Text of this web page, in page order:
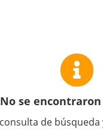
No se
de